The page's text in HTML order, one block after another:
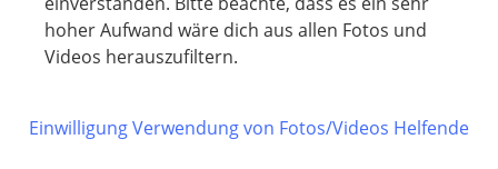
hoher Aufwand wäre dich aus allen Fotos und
Videos herauszufiltern.
Einwilligung Verwendung von Fotos/Videos Helfende